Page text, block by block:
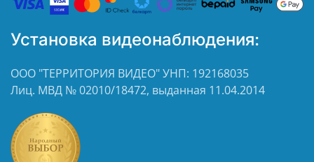
Установка видеонаблюдения:
ООО "ТЕРРИТОРИЯ ВИДЕО" УНП: 192168035
Лиц. МВД № 02010/18472, выданная 11.04.2014